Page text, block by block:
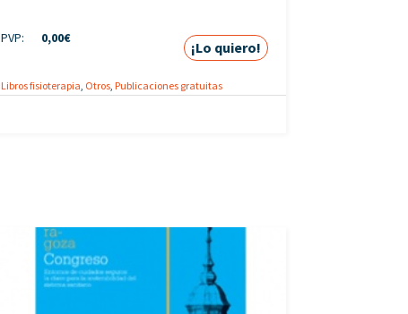
PVP: 0,00€
¡Lo quiero!
Libros fisioterapia Otros Publicaciones gratuitas